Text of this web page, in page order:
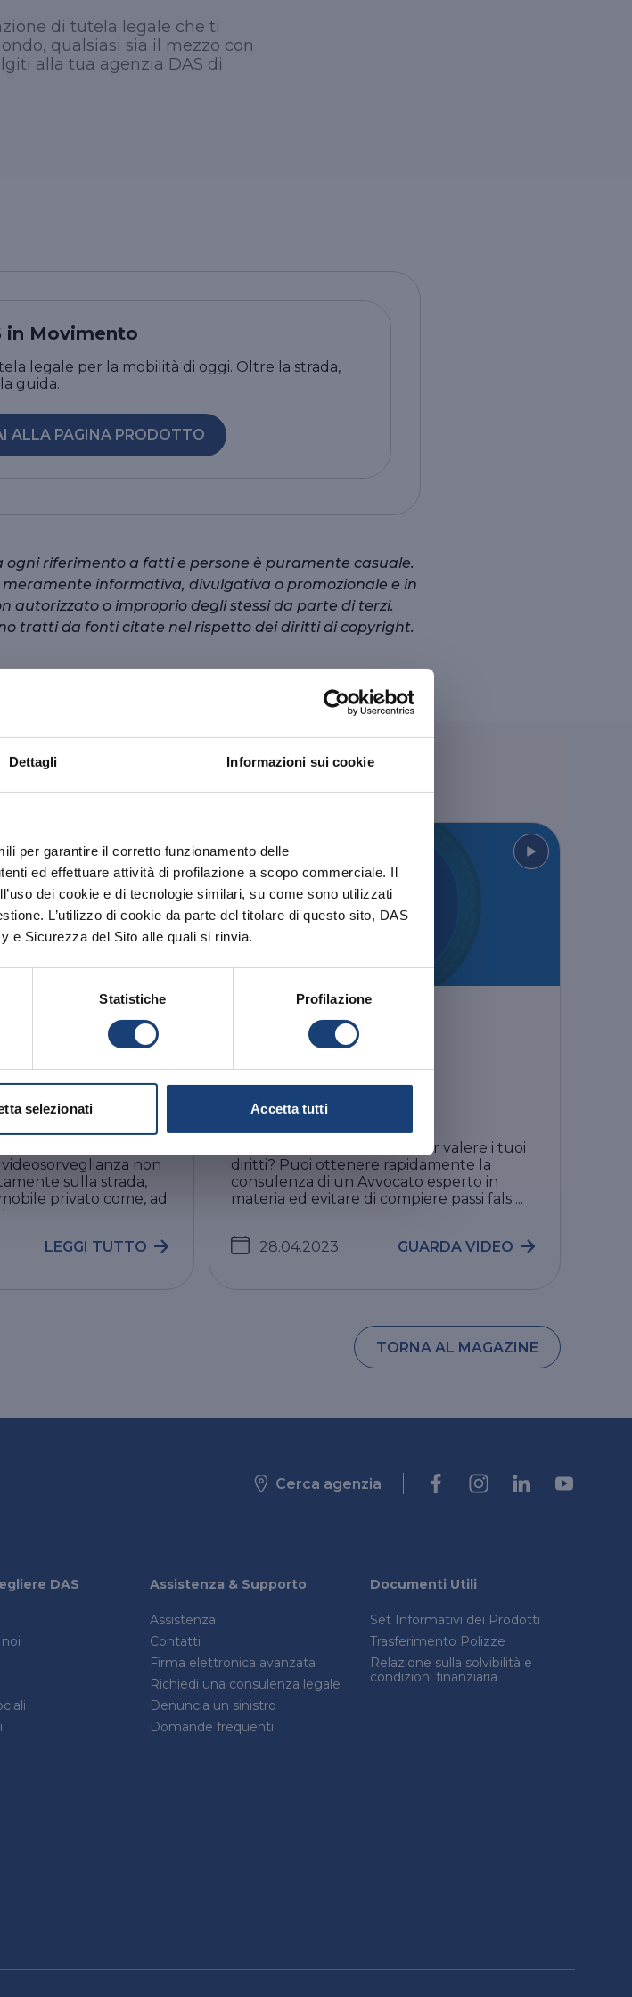
Dettagli Informazioni sui cookie
per garantire il corretto funzionamento delle
ed effettuare attività di profilazione a scopo commerciale. Il
dei cookie e di tecnologie similari, su come sono utilizzati
L’utilizzo di cookie da parte del titolare di questo sito, DAS
e Sicurezza del Sito alle quali si rinvia.
Statistiche Profilazione
selezionati Accetta tutti
personain sede di tutela
che il professionista si
di tutela legale che ti
qualsiasi sia il mezzo con
alla tua agenzia DAS di
in Movimento
legale per la mobilità di oggi. Oltre la strada,
guida.
ALLA PAGINA PRODOTTO
riferimento a fatti e persone è puramente casuale.
informativa, divulgativa o promozionale e in
autorizzato o improprio degli stessi da parte di terzi.
tratti da fonti citate nel rispetto dei diritti di copyright.
la
balcone di
non
sulla strada,
privato come, ad
...
LEGGI TUTTO
CONSULDAS
Vuoi un consiglio su come far valere i tuoi
diritti? Puoi ottenere rapidamente la
consulenza di un Avvocato esperto in
materia ed evitare di compiere passi fals ...
28.04.2023 GUARDA VIDEO
TORNA AL MAGAZINE
Cerca agenzia
DAS Assistenza & Supporto
Assistenza
Contatti
Firma elettronica avanzata
Richiedi una consulenza legale
Denuncia un sinistro
Domande frequenti
Documenti Utili
Set Informativi dei Prodotti
Trasferimento Polizze
Relazione sulla solvibilità e
condizioni finanziaria
Ti invitiamo aleggere l'informativa